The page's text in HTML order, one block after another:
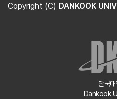
Copyright (C) DANKOOK
단국
Dankook